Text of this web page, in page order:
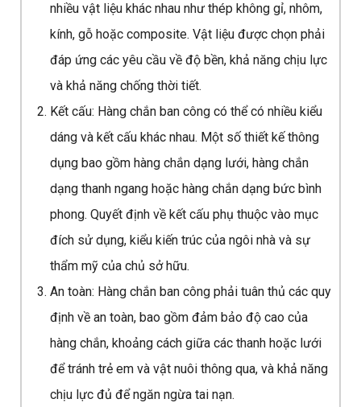
nhiều vật liệu khác nhau như thép không gỉ, nhôm,
kính, gỗ hoặc composite. Vật liệu được chọn phải
đáp ứng các yêu cầu về độ bền, khả năng chịu lực
và khả năng chống thời tiết.
Kết cấu: Hàng chắn ban công có thể có nhiều kiểu
dáng và kết cấu khác nhau. Một số thiết kế thông
dụng bao gồm hàng chắn dạng lưới, hàng chắn
dạng thanh ngang hoặc hàng chắn dạng bức bình
phong. Quyết định về kết cấu phụ thuộc vào mục
đích sử dụng, kiểu kiến trúc của ngôi nhà và sự
thẩm mỹ của chủ sở hữu.
An toàn: Hàng chắn ban công phải tuân thủ các quy
định về an toàn, bao gồm đảm bảo độ cao của
hàng chắn, khoảng cách giữa các thanh hoặc lưới
để tránh trẻ em và vật nuôi thông qua, và khả năng
chịu lực đủ để ngăn ngừa tai nạn.